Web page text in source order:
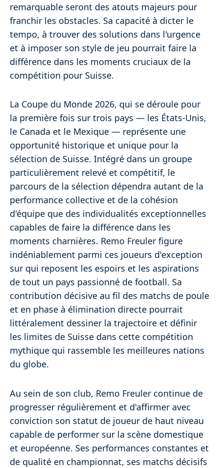
remarquable seront des atouts majeurs pour
franchir les obstacles. Sa capacité à dicter le
tempo, à trouver des solutions dans l'urgence
et à imposer son style de jeu pourrait faire la
différence dans les moments cruciaux de la
compétition pour Suisse.
La Coupe du Monde 2026, qui se déroule pour
la première fois sur trois pays — les États-Unis,
le Canada et le Mexique — représente une
opportunité historique et unique pour la
sélection de Suisse. Intégré dans un groupe
particulièrement relevé et compétitif, le
parcours de la sélection dépendra autant de la
performance collective et de la cohésion
d'équipe que des individualités exceptionnelles
capables de faire la différence dans les
moments charnières. Remo Freuler figure
indéniablement parmi ces joueurs d'exception
sur qui reposent les espoirs et les aspirations
de tout un pays passionné de football. Sa
contribution décisive au fil des matchs de poule
et en phase à élimination directe pourrait
littéralement dessiner la trajectoire et définir
les limites de Suisse dans cette compétition
mythique qui rassemble les meilleures nations
du globe.
Au sein de son club, Remo Freuler continue de
progresser régulièrement et d'affirmer avec
conviction son statut de joueur de haut niveau
capable de performer sur la scène domestique
et européenne. Ses performances constantes et
de qualité en championnat, ses matchs décisifs